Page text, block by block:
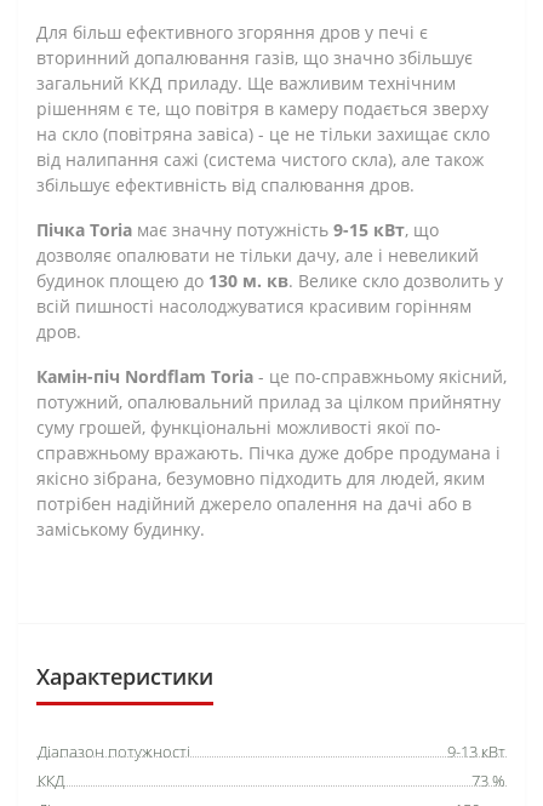
Для більш ефективного згоряння дров у печі є
вторинний допалювання газів, що значно збільшує
загальний ККД приладу. Ще важливим технічним
рішенням є те, що повітря в камеру подається зверху
на скло (повітряна завіса) - це не тільки захищає скло
від налипання сажі (система чистого скла), але також
збільшує ефективність від спалювання дров.
Пічка Toria має значну потужність 9-15 кВт, що
дозволяє опалювати не тільки дачу, але і невеликий
будинок площею до 130 м. кв. Велике скло дозволить у
всій пишності насолоджуватися красивим горінням
дров.
Камін-піч Nordflam Toria - це по-справжньому якісний,
потужний, опалювальний прилад за цілком прийнятну
суму грошей, функціональні можливості якої по-
справжньому вражають. Пічка дуже добре продумана і
якісно зібрана, безумовно підходить для людей, яким
потрібен надійний джерело опалення на дачі або в
заміському будинку.
Характеристики
Діапазон потужності
9-13 кВт
ККД
73 %